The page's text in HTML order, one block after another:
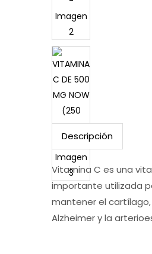
Descripción
Vitamina C es una
importante utilizada
mantener el
Alzheimer y la